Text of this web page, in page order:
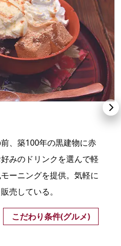
、築100年の黒建物に赤
みのドリンクを選んで軽
ーニングを提供。気軽に
売している。
こだわり条件(グルメ)